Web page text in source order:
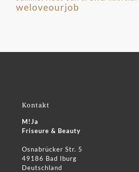
weloveourjob
Kontakt
M!Ja
Friseure & Beauty
Osnabrücker Str. 5
49186 Bad Iburg
Deutschland